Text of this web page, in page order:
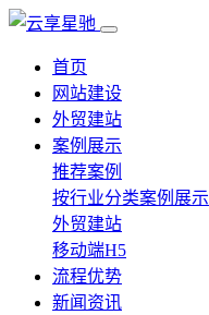
首页
网站建设
外贸建站
案例展示
推荐案例
按行业分类案例展示
外贸建站
移动端H5
流程优势
新闻资讯